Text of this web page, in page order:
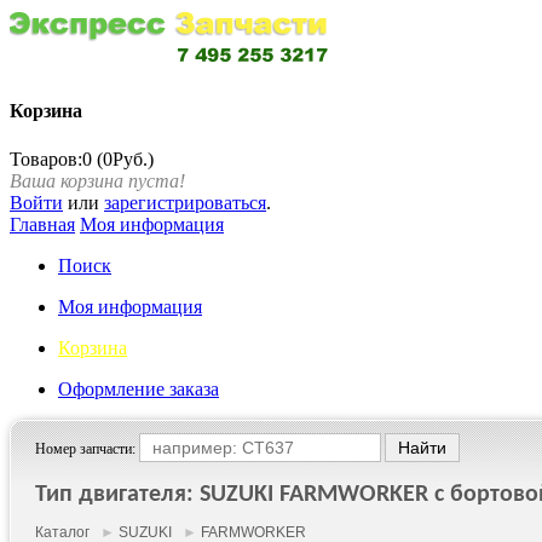
Корзина
Товаров:0 (0Руб.)
Ваша корзина пуста!
Войти или зарегистрироваться.
Главная Моя информация
Поиск
Моя информация
Корзина
Оформление заказа
Номер запчасти:
Тип двигателя: SUZUKI FARMWORKER c
Каталог ► SUZUKI ► FARMWORKER